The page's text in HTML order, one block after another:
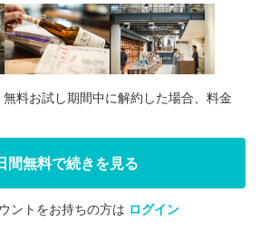
会員登録する
料お試し期間中に解約した場合、料金
間無料で続きを見る
ントをお持ちの方は ログイン